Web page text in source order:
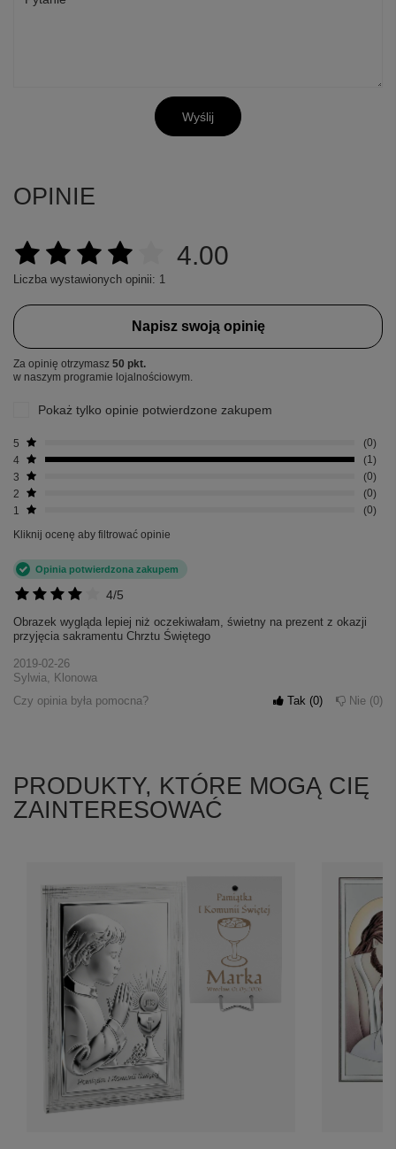
Wyślij
OPINIE
4.00
Liczba wystawionych opinii: 1
Napisz swoją opinię
Za opinię otrzymasz 50 pkt.
w naszym programie lojalnościowym.
Pokaż tylko opinie potwierdzone zakupem
5
0
4
1
3
0
2
0
1
0
Kliknij ocenę aby filtrować opinie
4/5
Opinia potwierdzona zakupem
Obrazek wygląda lepiej niż oczekiwałam, świetny na prezent z okazji
przyjęcia sakramentu Chrztu Świętego
2019-02-26
Sylwia, Klonowa
Czy opinia była pomocna?
Tak 0 Nie 0
PRODUKTY, KTÓRE MOGĄ CIĘ
ZAINTERESOWAĆ